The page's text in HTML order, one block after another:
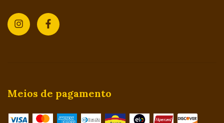
Meios de pagamento